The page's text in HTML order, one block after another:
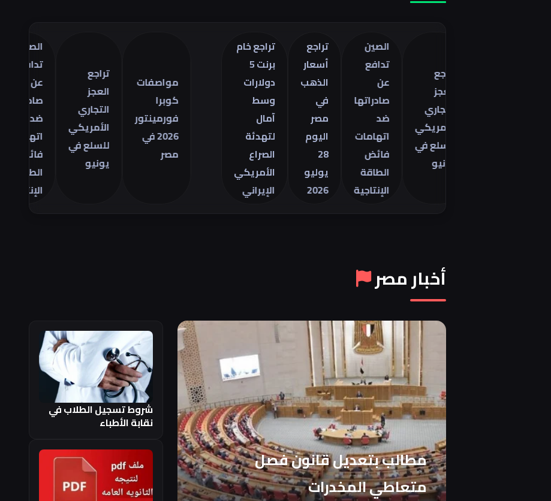
الأمريكي
للسلع في
صادراتها
اتهامات
فائض
الطاقة
الإنتاجية
الذهب
في
اليوم
2026
تراجع خام
دولارات
لتهدئة
الأمريكي
الإيراني
مواصفات
فورمينتور
2026 في
التجاري
الأمريكي
للسلع في
صادراتها
اتهامات
فائض
الطاقة
الإنتاجية
أخبار مصر
مطالب بتعديل قانون فصل
متعاطي المخدرات
شروط تسجيل الطلاب في
نقابة الأطباء